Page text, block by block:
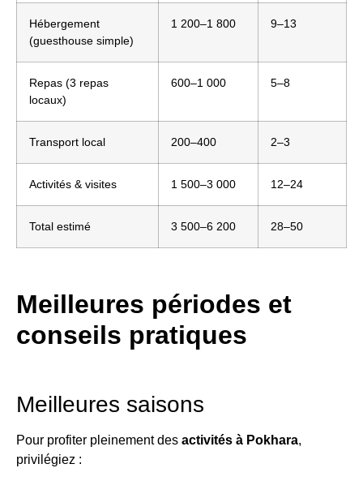
Hébergement
(guesthouse simple)
1 200–1 800 9–13
Repas (3 repas
locaux)
600–1 000 5–8
Transport local 200–400 2–3
Activités & visites 1 500–3 000 12–24
Total estimé 3 500–6 200 28–50
Meilleures périodes et
conseils pratiques
Meilleures saisons
Pour profiter pleinement des activités à Pokhara,
privilégiez :